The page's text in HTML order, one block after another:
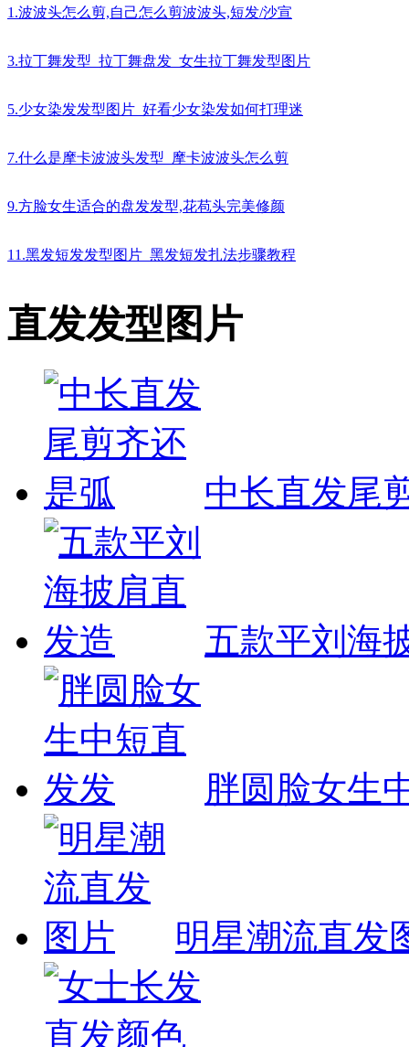
1.波波头怎么剪,自己怎么剪波波头,短发/沙宣
3.拉丁舞发型_拉丁舞盘发_女生拉丁舞发型图片
5.少女染发发型图片_好看少女染发如何打理迷
7.什么是摩卡波波头发型_摩卡波波头怎么剪
9.方脸女生适合的盘发发型,花苞头完美修颜
11.黑发短发发型图片_黑发短发扎法步骤教程
直发发型图片
中长直发尾
五款平刘海
胖圆脸女生
明星潮流直发